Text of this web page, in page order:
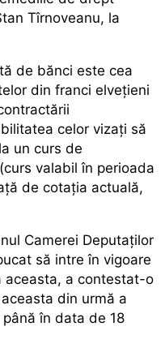
Tîrnoveanu, la
de bănci este cea
din franci elvețieni
celor vizați să
un curs de
valabil în perioada
de cotația actuală,
Camerei Deputaților
să intre în vigoare
aceasta, a contestat-o
din urmă a
în data de 18